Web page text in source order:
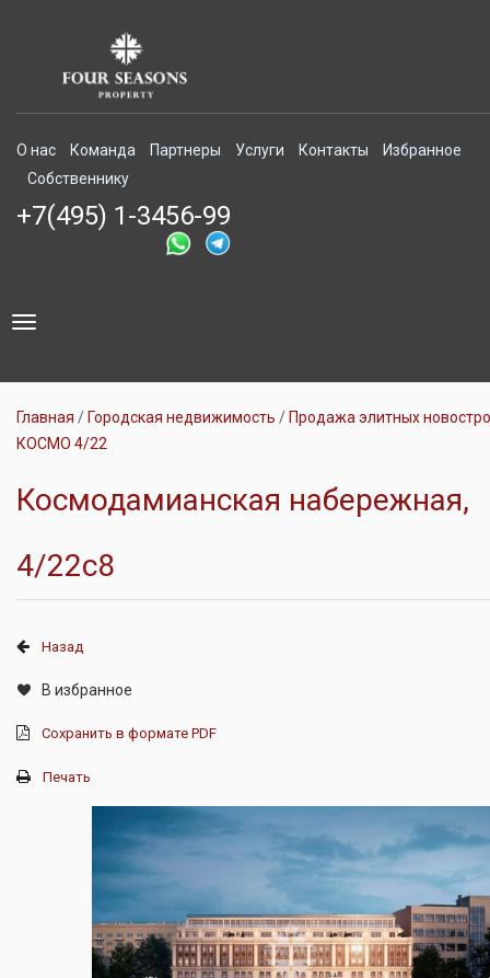
О нас Команда Партнеры Услуги Контакты
Избранное
Собственнику
+7(495) 1-3456-99
Toggle
Главная Городская недвижимость
Продажа элитных
КОСМО 4/22
Космодамианская набережная,
4/22с8
Назад
В избранное
Сохранить в формате PDF
Печать